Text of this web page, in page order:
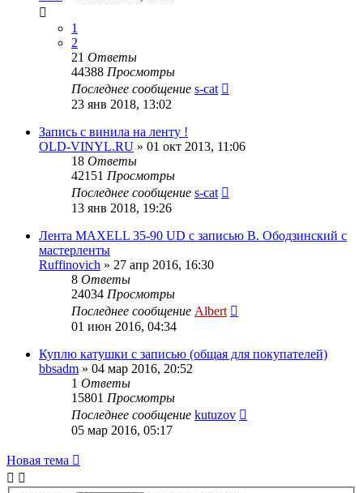
1
2
21 Ответы
44388 Просмотры
Последнее сообщение s-cat
23 янв 2018, 13:02
Запись с винила на ленту !
OLD-VINYL.RU » 01 окт 2013, 11:06
18 Ответы
42151 Просмотры
Последнее сообщение s-cat
13 янв 2018, 19:26
Лента MAXELL 35-90 UD c записью В. Ободзинский с
мастерленты
Ruffinovich » 27 апр 2016, 16:30
8 Ответы
24034 Просмотры
Последнее сообщение Albert
01 июн 2016, 04:34
Куплю катушки с записью (общая для покупателей)
bbsadm » 04 мар 2016, 20:52
1 Ответы
15801 Просмотры
Последнее сообщение kutuzov
05 мар 2016, 05:17
Новая тема